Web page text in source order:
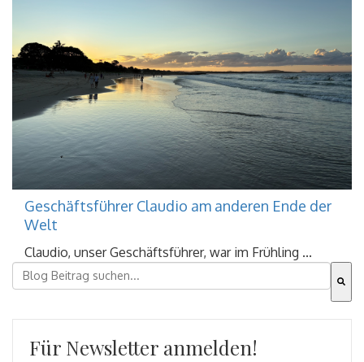
Geschäftsführer Claudio am anderen Ende der
Welt
Claudio, unser Geschäftsführer, war im Frühling ...
Dies ist ein Suchfeld mit einer automatischen
Für Newsletter anmelden!